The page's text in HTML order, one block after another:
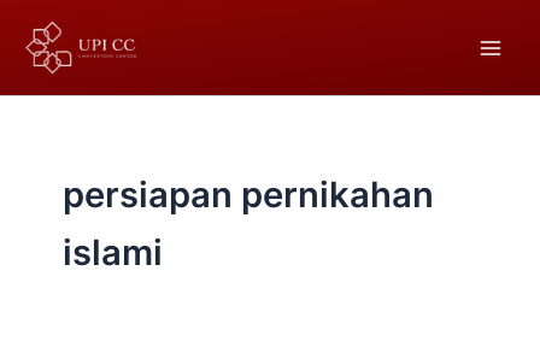
konten
persiapan pernikahan
islami